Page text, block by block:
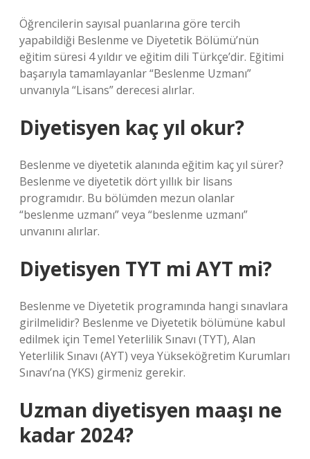
Öğrencilerin sayısal puanlarına göre tercih
yapabildiği Beslenme ve Diyetetik Bölümü’nün
eğitim süresi 4 yıldır ve eğitim dili Türkçe’dir. Eğitimi
başarıyla tamamlayanlar “Beslenme Uzmanı”
unvanıyla “Lisans” derecesi alırlar.
Diyetisyen kaç yıl okur?
Beslenme ve diyetetik alanında eğitim kaç yıl sürer?
Beslenme ve diyetetik dört yıllık bir lisans
programıdır. Bu bölümden mezun olanlar
“beslenme uzmanı” veya “beslenme uzmanı”
unvanını alırlar.
Diyetisyen TYT mi AYT mi?
Beslenme ve Diyetetik programında hangi sınavlara
girilmelidir? Beslenme ve Diyetetik bölümüne kabul
edilmek için Temel Yeterlilik Sınavı (TYT), Alan
Yeterlilik Sınavı (AYT) veya Yükseköğretim Kurumları
Sınavı’na (YKS) girmeniz gerekir.
Uzman diyetisyen maaşı ne
kadar 2024?